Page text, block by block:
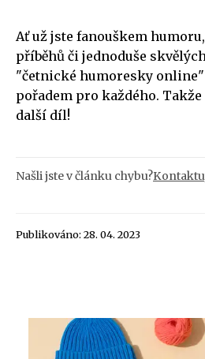
Ať už jste fanouškem
příběhů či jednoduše
"četnické humoresky
pořadem pro každého.
další díl!
Našli jste v článku chybu?
Publikováno: 28. 04. 2023